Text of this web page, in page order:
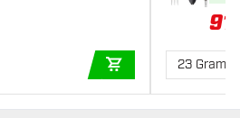
IN DEN
91
23 Gramm